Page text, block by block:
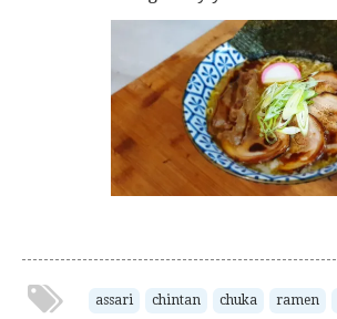
assari chintan chuka ramen